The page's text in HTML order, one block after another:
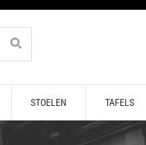
STOELEN TAFELS